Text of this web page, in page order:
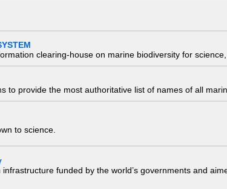
clearing-house on marine biodiversity for
to provide the most authoritative list of names of all
to science.
funded by the world’s governments and